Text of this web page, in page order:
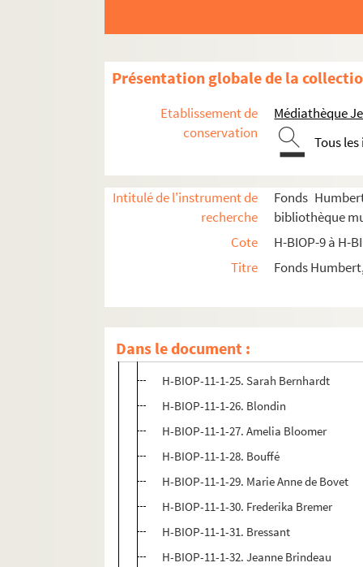
Présentation globale de la
Etablissement de
conservation
Médiathèque
Tous
Intitulé de l'instrument de
recherche
Fonds
bibliothèque
Cote
H-BIOP-9 à H-
Titre
Fonds
Dans le document :
H-BIOP-11-1-13. John Astley
H-BIOP-11-1-15. Auriol
H-BIOP-11-1-16. Madame Bachman
H-BIOP-11-1-17. Baroilhot
H-BIOP-11-1-18. The Baron
H-BIOP-11-1-19. Madame Barretta
H-BIOP-11-1-22. Paul Bedford
H-BIOP-11-1-23. Beeswing
H-BIOP-11-1-24. Sarah Bernhardt
H-BIOP-11-1-25. Sarah Bernhardt
H-BIOP-11-1-26. Blondin
H-BIOP-11-1-27. Amelia Bloomer
H-BIOP-11-1-28. Bouffé
H-BIOP-11-1-29. Marie Anne de Bovet
H-BIOP-11-1-30. Frederika Bremer
H-BIOP-11-1-31. Bressant
H-BIOP-11-1-32. Jeanne Brindeau